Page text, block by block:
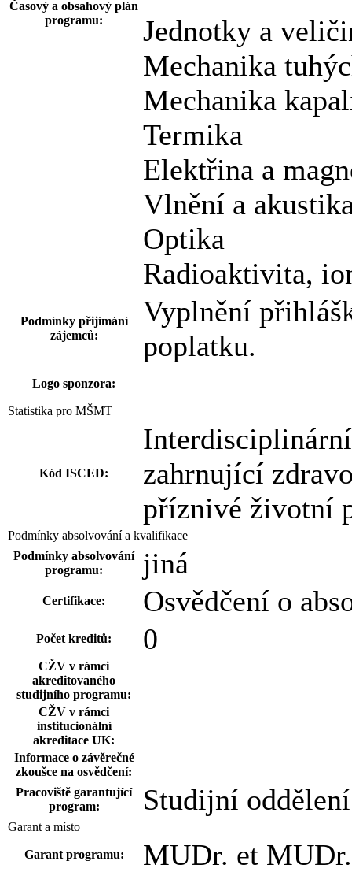
Časový a obsahový plán
programu:
Jednotky a
Mechanika
Mechanika
Termika
Elektřina a
Vlnění a
Optika
Radioaktivita,
Podmínky přijímání
zájemců:
Vyplnění
poplatku.
Logo sponzora:
Statistika pro MŠMT
Kód ISCED:
zahrnující
příznivé životní
Podmínky absolvování a kvalifikace
Podmínky absolvování
programu:
jiná
Certifikace: Osvědčení o
Počet kreditů: 0
CŽV v rámci
akreditovaného
studijního programu:
CŽV v rámci
institucionální
akreditace UK:
Informace o závěrečné
zkoušce na osvědčení:
Pracoviště garantující
program:
Studijní oddělení
Garant a místo
Garant programu: MUDr. et